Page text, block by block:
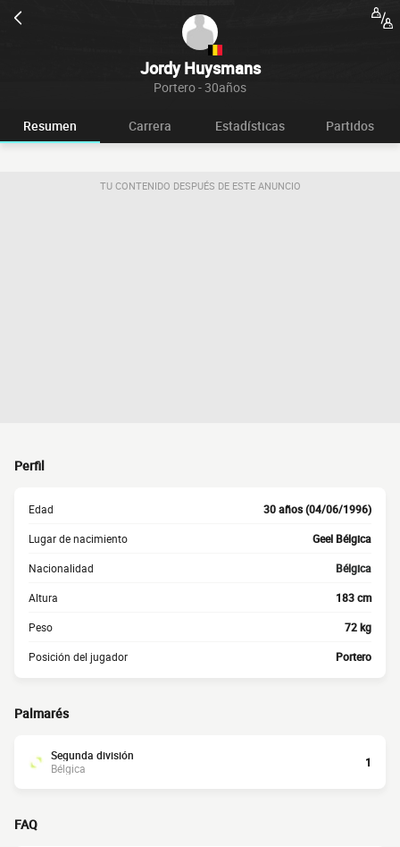
Jordy Huysmans
Portero - 30años
Resumen Carrera Estadísticas Partidos
TU CONTENIDO DESPUÉS DE ESTE ANUNCIO
Perfil
Edad 30 años (04/06/1996)
Lugar de nacimiento Geel Bélgica
Nacionalidad Bélgica
Altura 183 cm
Peso 72 kg
Posición del jugador Portero
Palmarés
Segunda división
Bélgica
1
FAQ